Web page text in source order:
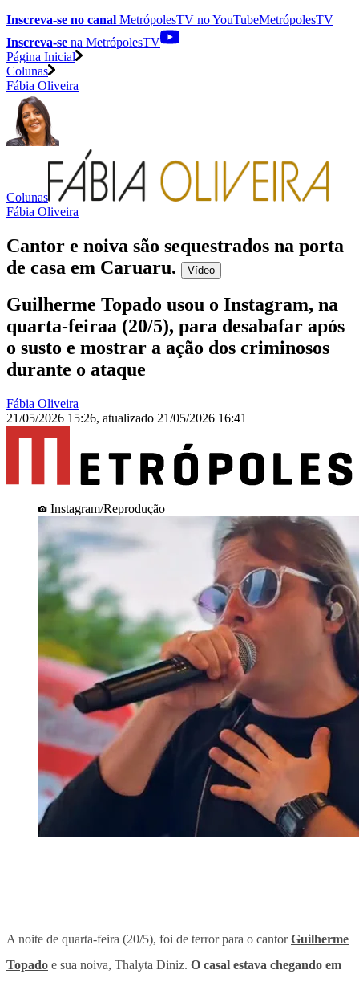
Inscreva-se no canal MetrópolesTV noYouTubeMetrópolesTV
Inscreva-se na MetrópolesTV
Página Inicial
Colunas
Fábia Oliveira
Colunas
Fábia Oliveira
Cantor e noiva são sequestrados na porta
de casa em Caruaru. Vídeo
Guilherme Topado usou o Instagram, na
quarta-feiraa (20/5), para desabafar após
o susto e mostrar a ação dos criminosos
durante o ataque
Fábia Oliveira
21/05/2026 15:26, atualizado 21/05/2026 16:41
Instagram/Reprodução
A noite de quarta-feira (20/5), foi de terror para o cantorGuilherme
Topado e sua noiva, Thalyta Diniz. O casal estava chegando em